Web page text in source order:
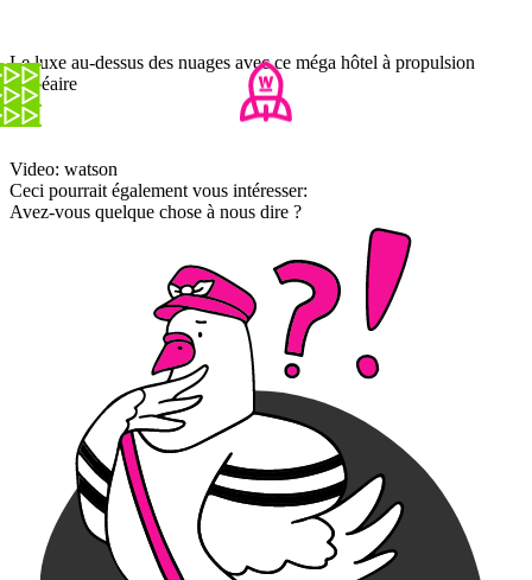
Le luxe au-dessus des nuages avec ce méga hôtel à propulsion
nucléaire
Video: watson
Ceci pourrait également vous intéresser:
Avez-vous quelque chose à nous dire ?